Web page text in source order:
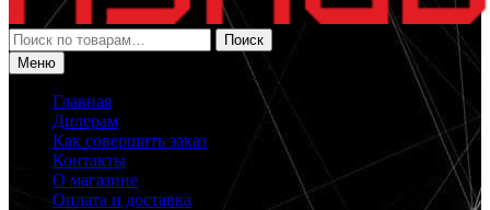
Искать:
Поиск
Меню
Главная
Дилерам
Как совершить заказ
Контакты
О магазине
Оплата и доставка